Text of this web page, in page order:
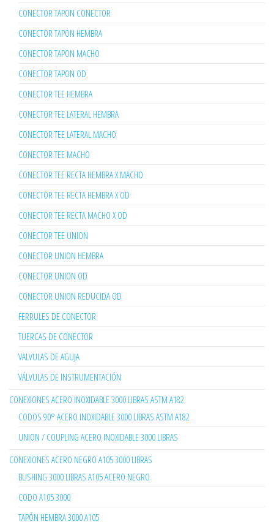
CONECTOR TAPON CONECTOR
CONECTOR TAPON HEMBRA
CONECTOR TAPON MACHO
CONECTOR TAPON OD
CONECTOR TEE HEMBRA
CONECTOR TEE LATERAL HEMBRA
CONECTOR TEE LATERAL MACHO
CONECTOR TEE MACHO
CONECTOR TEE RECTA HEMBRA X MACHO
CONECTOR TEE RECTA HEMBRA X OD
CONECTOR TEE RECTA MACHO X OD
CONECTOR TEE UNION
CONECTOR UNION HEMBRA
CONECTOR UNION OD
CONECTOR UNION REDUCIDA OD
FERRULES DE CONECTOR
TUERCAS DE CONECTOR
VALVULAS DE AGUJA
VÁLVULAS DE INSTRUMENTACIÓN
CONEXIONES ACERO INOXIDABLE 3000 LIBRAS ASTM A182
CODOS 90° ACERO INOXIDABLE 3000 LIBRAS ASTM A182
UNION / COUPLING ACERO INOXIDABLE 3000 LIBRAS
CONEXIONES ACERO NEGRO A105 3000 LIBRAS
BUSHING 3000 LIBRAS A105 ACERO NEGRO
CODO A105 3000
TAPÓN HEMBRA 3000 A105